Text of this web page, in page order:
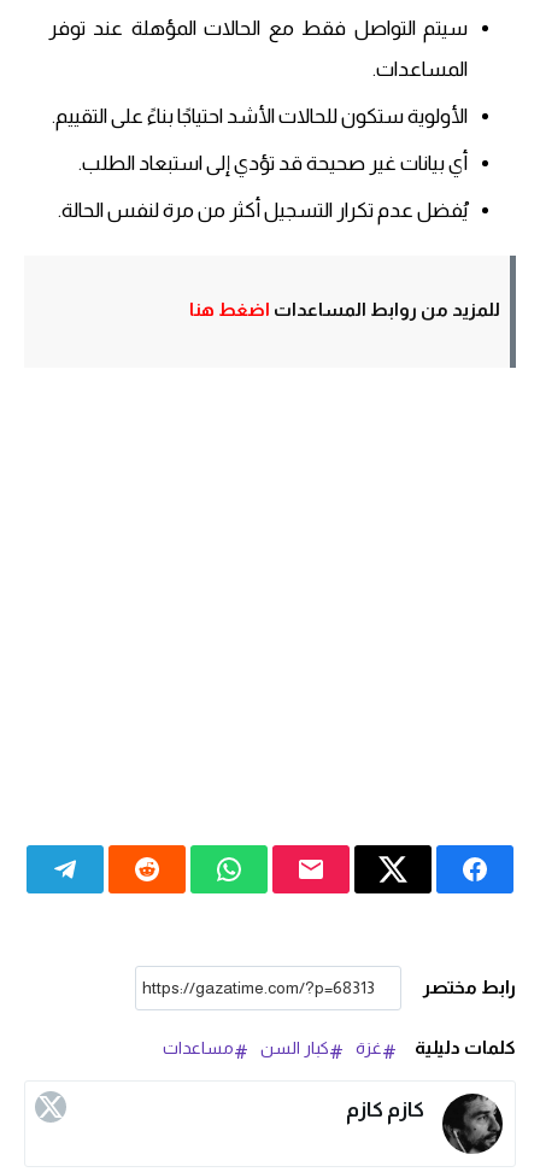
سيتم التواصل فقط مع الحالات المؤهلة عند توفر
المساعدات.
الأولوية ستكون للحالات الأشد احتياجًا بناءً على التقييم.
أي بيانات غير صحيحة قد تؤدي إلى استبعاد الطلب.
يُفضل عدم تكرار التسجيل أكثر من مرة لنفس الحالة.
للمزيد من روابط المساعدات اضغط هنا
رابط مختصر
كلمات دليلية غزة كبار السن مساعدات
كازم كازم